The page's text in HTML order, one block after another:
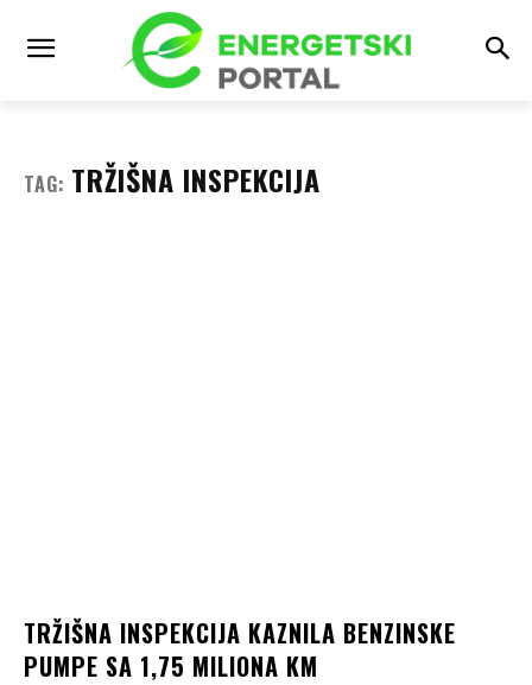
TAG: TRŽIŠNA INSPEKCIJA
TRŽIŠNA INSPEKCIJA KAZNILA BENZINSKE
PUMPE SA 1,75 MILIONA KM